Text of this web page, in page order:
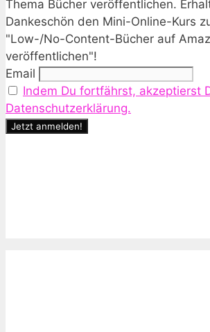
Thema Bücher veröffentlichen.
Dankeschön den Mini-Online-Kurs
"Low-/No-Content-Bücher auf
veröffentlichen"!
Email
Indem Du fortfährst, akzeptierst
Datenschutzerklärung.